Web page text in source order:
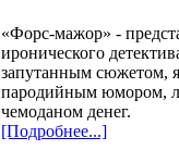
«Форс-мажор» -
иронического
запутанным сюжетом,
пародийным юмором,
чемоданом денег.
[Подробнее...]